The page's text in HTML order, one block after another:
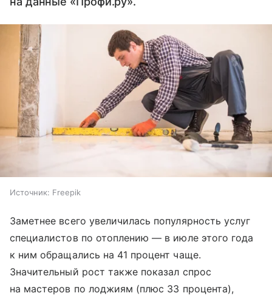
Источник: Freepik
Заметнее всего увеличилась популярность услуг
специалистов по отоплению — в июле этого года
к ним обращались на 41 процент чаще.
Значительный рост также показал спрос
на мастеров по лоджиям (плюс 33 процента),